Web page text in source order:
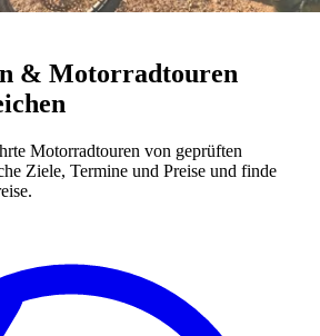
& Motorradtouren
Motorradtouren von geprüften
Ziele, Termine und Preise und finde